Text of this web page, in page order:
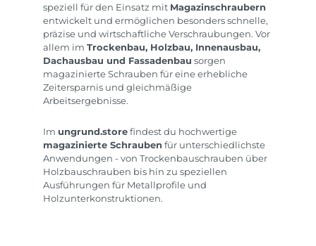
speziell für den Einsatz mit Magazinschraubern
entwickelt und ermöglichen besonders schnelle,
präzise und wirtschaftliche Verschraubungen. Vor
allem im Trockenbau, Holzbau, Innenausbau,
Dachausbau und Fassadenbau sorgen
magazinierte Schrauben für eine erhebliche
Zeitersparnis und gleichmäßige
Arbeitsergebnisse.
Im ungrund.store findest du hochwertige
magazinierte Schrauben für unterschiedlichste
Anwendungen - von Trockenbauschrauben über
Holzbauschrauben bis hin zu speziellen
Ausführungen für Metallprofile und
Holzunterkonstruktionen.